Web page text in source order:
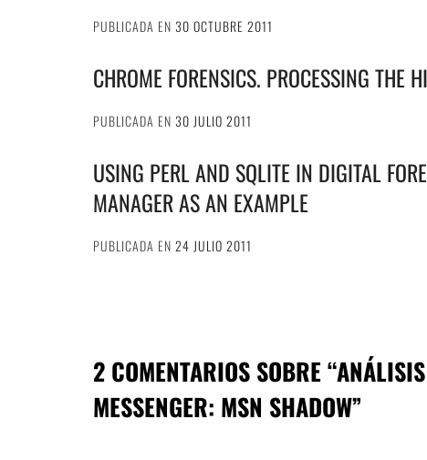
PUBLICADA EN 30 OCTUBRE 2011
CHROME FORENSICS. PROCESSING THE
PUBLICADA EN 30 JULIO 2011
USING PERL AND SQLITE IN DIGITAL
MANAGER AS AN EXAMPLE
PUBLICADA EN 24 JULIO 2011
2 COMENTARIOS SOBRE “
MESSENGER: MSN SHADOW”